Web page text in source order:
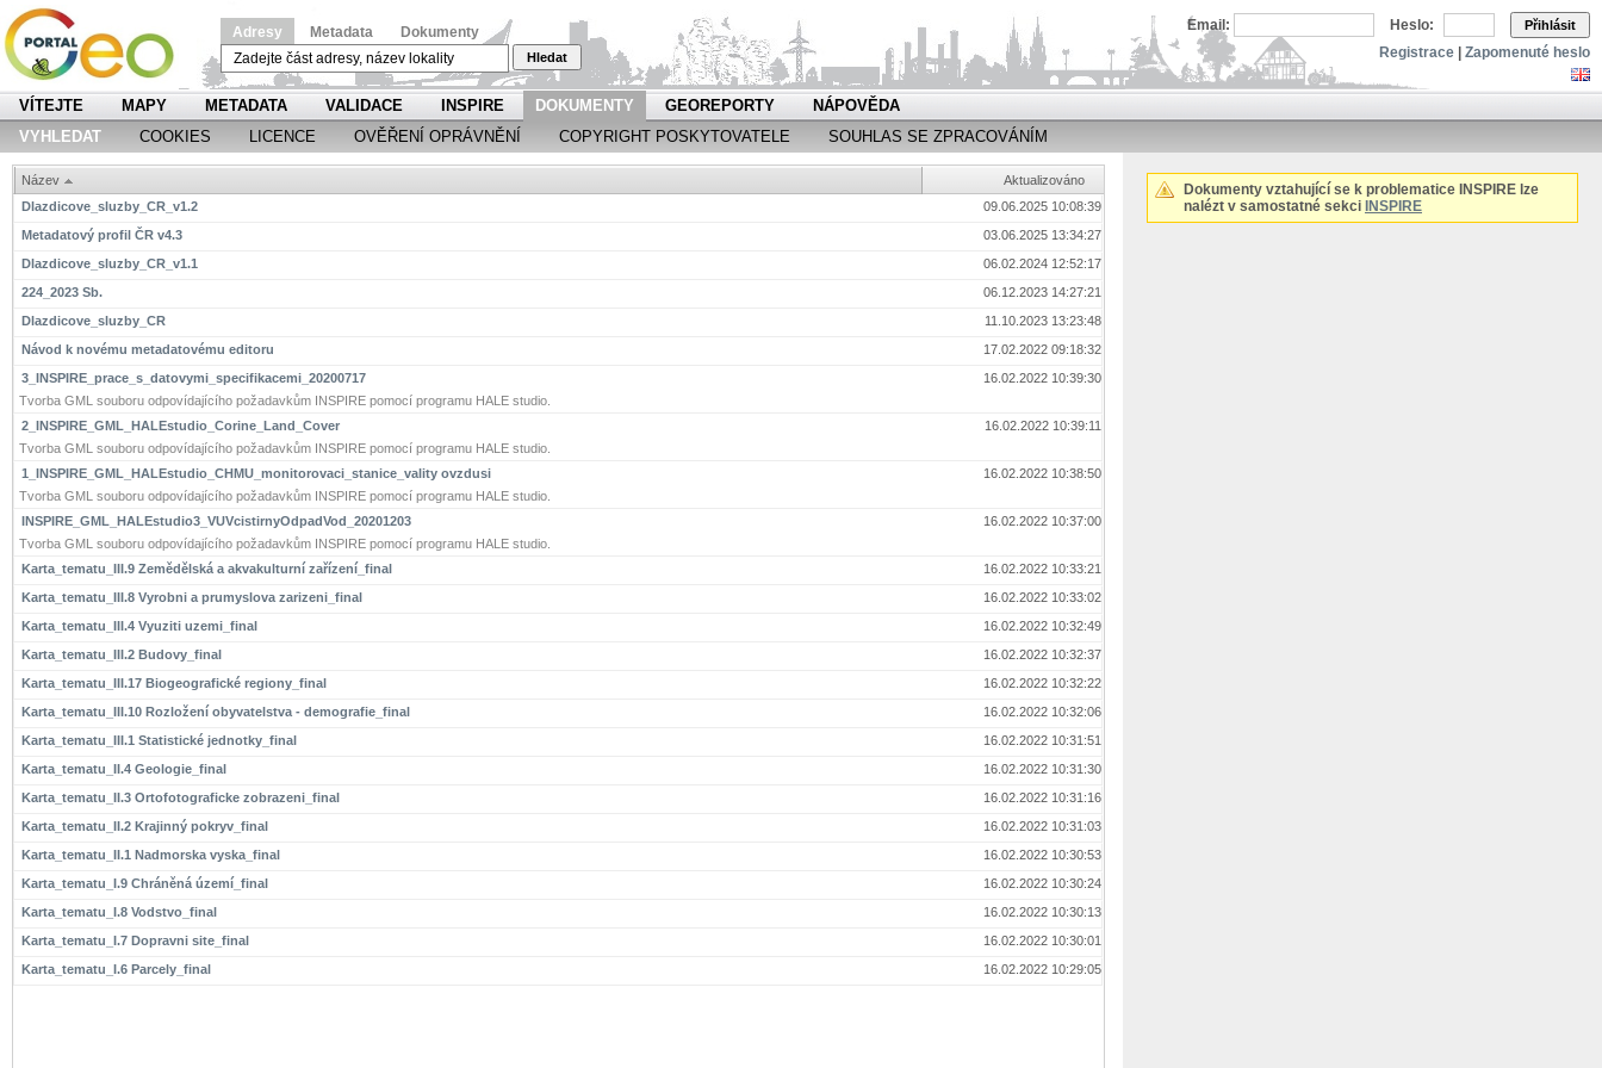
Adresy Metadata Dokumenty
Hledat
Email: Heslo: Přihlásit
Registrace Zapomenuté heslo
VÍTEJTE MAPY METADATA VALIDACE INSPIRE DOKUMENTY GEOREPORTY
NÁPOVĚDA
VYHLEDAT
COOKIES LICENCE OVĚŘENÍ OPRÁVNĚNÍ COPYRIGHT POSKYTOVATELE SOUHLAS SE ZPRACOVÁNÍM
Název
Aktualizováno
Dlazdicove_sluzby_CR_v1.2
09.06.2025 10:08:39
Metadatový profil ČR v4.3
03.06.2025 13:34:27
Dlazdicove_sluzby_CR_v1.1
06.02.2024 12:52:17
224_2023 Sb.
06.12.2023 14:27:21
Dlazdicove_sluzby_CR
11.10.2023 13:23:48
Návod k novému metadatovému editoru
17.02.2022 09:18:32
3_INSPIRE_prace_s_datovymi_specifikacemi_20200717
16.02.2022 10:39:30
Tvorba GML souboru odpovídajícího požadavkům INSPIRE pomocí programu HALE studio.
2_INSPIRE_GML_HALEstudio_Corine_Land_Cover
16.02.2022 10:39:11
Tvorba GML souboru odpovídajícího požadavkům INSPIRE pomocí programu HALE studio.
1_INSPIRE_GML_HALEstudio_CHMU_monitorovaci_stanice_vality ovzdusi
16.02.2022 10:38:50
Tvorba GML souboru odpovídajícího požadavkům INSPIRE pomocí programu HALE studio.
INSPIRE_GML_HALEstudio3_VUVcistirnyOdpadVod_20201203
16.02.2022 10:37:00
Tvorba GML souboru odpovídajícího požadavkům INSPIRE pomocí programu HALE studio.
Karta_tematu_III.9 Zemědělská a akvakulturní zařízení_final
16.02.2022 10:33:21
Karta_tematu_III.8 Vyrobni a prumyslova zarizeni_final
16.02.2022 10:33:02
Karta_tematu_III.4 Vyuziti uzemi_final
16.02.2022 10:32:49
Karta_tematu_III.2 Budovy_final
16.02.2022 10:32:37
Karta_tematu_III.17 Biogeografické regiony_final
16.02.2022 10:32:22
Karta_tematu_III.10 Rozložení obyvatelstva - demografie_final
16.02.2022 10:32:06
Karta_tematu_III.1 Statistické jednotky_final
16.02.2022 10:31:51
Karta_tematu_II.4 Geologie_final
16.02.2022 10:31:30
Karta_tematu_II.3 Ortofotograficke zobrazeni_final
16.02.2022 10:31:16
Karta_tematu_II.2 Krajinný pokryv_final
16.02.2022 10:31:03
Karta_tematu_II.1 Nadmorska vyska_final
16.02.2022 10:30:53
Karta_tematu_I.9 Chráněná území_final
16.02.2022 10:30:24
Karta_tematu_I.8 Vodstvo_final
16.02.2022 10:30:13
Karta_tematu_I.7 Dopravni site_final
16.02.2022 10:30:01
Karta_tematu_I.6 Parcely_final
16.02.2022 10:29:05
Dokumenty vztahující se k problematice INSPIRE lze
nalézt v samostatné sekci INSPIRE